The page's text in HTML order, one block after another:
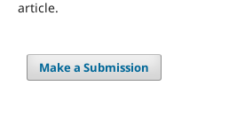
article.
Make a Submission